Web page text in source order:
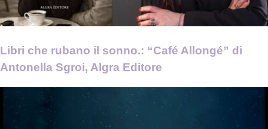
Libri che rubano il sonno.: “Café Allongé” di
Antonella Sgroi, Algra Editore